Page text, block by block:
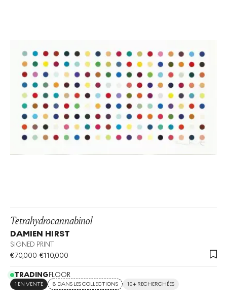
Tetrahydrocannabinol
DAMIEN HIRST
SIGNED PRINT
€70,000-€110,000
TRADINGFLOOR
1 EN VENTE 8 DANS LES COLLECTIONS 10+ RECHERCHÉES